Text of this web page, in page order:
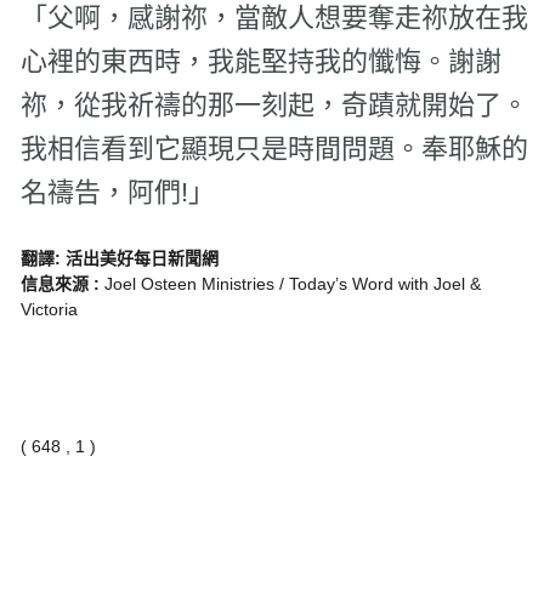
「父啊，感謝祢，當敵人想要奪走祢放在我
心裡的東西時，我能堅持我的懺悔。謝謝
祢，從我祈禱的那一刻起，奇蹟就開始了。
我相信看到它顯現只是時間問題。奉耶穌的
名禱告，阿們!」
翻譯: 活出美好每日新聞網
信息來源 : Joel Osteen Ministries / Today’s Word with Joel &
Victoria
( 648 , 1 )